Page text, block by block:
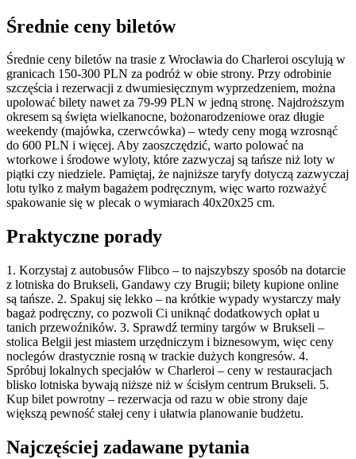
Średnie ceny biletów
Średnie ceny biletów na trasie z Wrocławia do Charleroi oscylują w
granicach 150-300 PLN za podróż w obie strony. Przy odrobinie
szczęścia i rezerwacji z dwumiesięcznym wyprzedzeniem, można
upolować bilety nawet za 79-99 PLN w jedną stronę. Najdroższym
okresem są święta wielkanocne, bożonarodzeniowe oraz długie
weekendy (majówka, czerwcówka) – wtedy ceny mogą wzrosnąć
do 600 PLN i więcej. Aby zaoszczędzić, warto polować na
wtorkowe i środowe wyloty, które zazwyczaj są tańsze niż loty w
piątki czy niedziele. Pamiętaj, że najniższe taryfy dotyczą zazwyczaj
lotu tylko z małym bagażem podręcznym, więc warto rozważyć
spakowanie się w plecak o wymiarach 40x20x25 cm.
Praktyczne porady
1. Korzystaj z autobusów Flibco – to najszybszy sposób na dotarcie
z lotniska do Brukseli, Gandawy czy Brugii; bilety kupione online
są tańsze. 2. Spakuj się lekko – na krótkie wypady wystarczy mały
bagaż podręczny, co pozwoli Ci uniknąć dodatkowych opłat u
tanich przewoźników. 3. Sprawdź terminy targów w Brukseli –
stolica Belgii jest miastem urzędniczym i biznesowym, więc ceny
noclegów drastycznie rosną w trackie dużych kongresów. 4.
Spróbuj lokalnych specjałów w Charleroi – ceny w restauracjach
blisko lotniska bywają niższe niż w ścisłym centrum Brukseli. 5.
Kup bilet powrotny – rezerwacja od razu w obie strony daje
większą pewność stałej ceny i ułatwia planowanie budżetu.
Najczęściej zadawane pytania